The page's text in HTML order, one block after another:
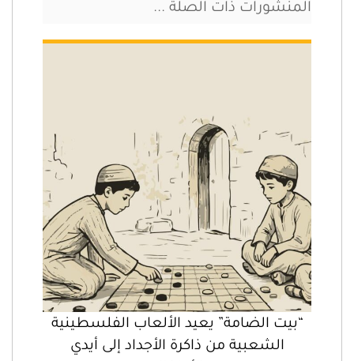
المنشورات ذات الصلة ...
“بيت الضامة” يعيد الألعاب الفلسطينية
الشعبية من ذاكرة الأجداد إلى أيدي